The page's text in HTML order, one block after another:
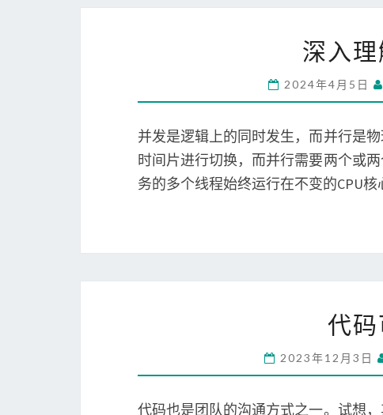
深入
2024年4月5日
并发是逻辑上的同时发生，而并行是
时间片进行切换，而并行需要两个或
务的多个线程始终运行在不变的CPU核
代
2023年12月3日
代码也是团队的沟通方式之一。试想